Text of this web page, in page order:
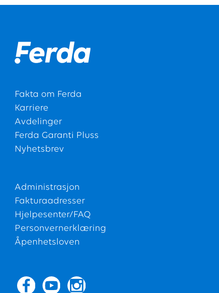
Fakta om Ferda
Karriere
Avdelinger
Ferda Garanti Pluss
Nyhetsbrev
Administrasjon
Fakturaadresser
Hjelpesenter/FAQ
Personvernerklæring
Åpenhetsloven